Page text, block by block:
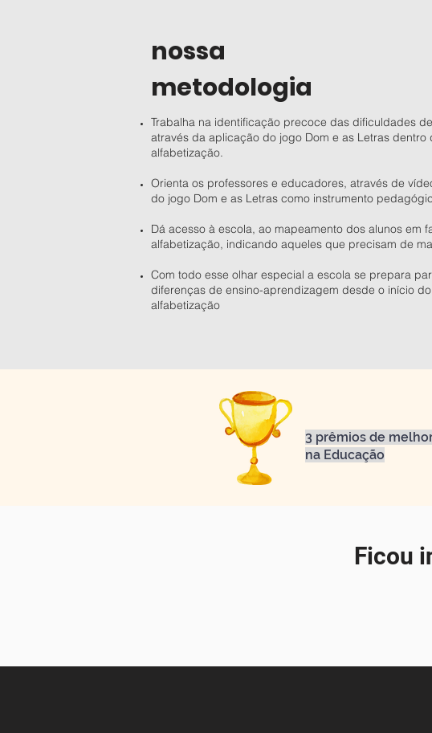
nossa
metodologia
Trabalha na identificação precoce das dificuldades
através da aplicação do jogo Dom e as Letras dentro
alfabetização.
Orienta os professores e educadores, através de
do jogo Dom e as Letras como instrumento
Dá acesso à escola, ao mapeamento dos alunos em
alfabetização, indicando aqueles que precisam de
Com todo esse olhar especial a escola se prepara
diferenças de ensino-aprendizagem desde o início
alfabetização
3 prêmios de
na Educação
Ficou